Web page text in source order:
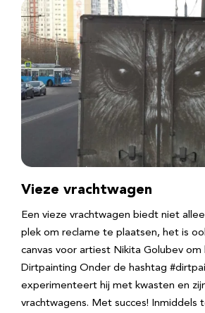
Vieze vrachtwagen
Een vieze vrachtwagen biedt niet
plek om reclame te plaatsen, het is
canvas voor artiest Nikita Golubev om
Dirtpainting Onder de hashtag
experimenteert hij met kwasten en
vrachtwagens. Met succes! Inmiddels